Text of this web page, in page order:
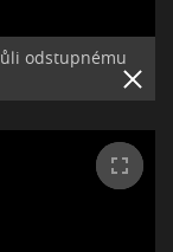
odstupnému